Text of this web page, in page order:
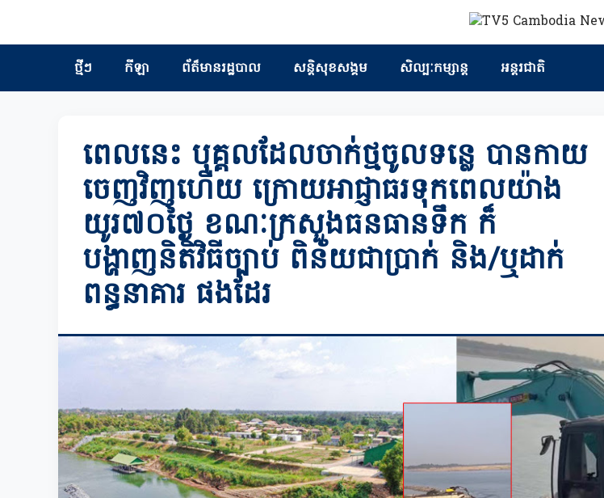
ថ្មីៗ កីឡា ព័ត៏មានរដ្ឋបាល សន្តិសុខសង្គម សិល្បៈកម្សាន្ត អន្តរជាតិ
ពេលនេះ បុគ្គលដែលចាក់ថ្មចូលទន្លេ បានកាយ
ចេញវិញហើយ ក្រោយអាជ្ញាធរទុកពេលយ៉ាង
យូរ៧០ថ្ងៃ ខណៈក្រសួងធនធានទឹក ក៏
បង្ហាញនិតិវិធីច្បាប់ ពិន័យជាប្រាក់ និង/ឬដាក់
ពន្ធនាគារ ផងដែរ